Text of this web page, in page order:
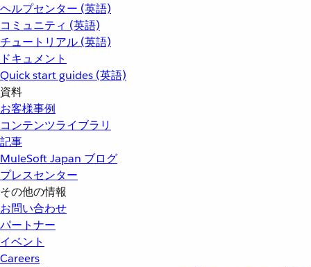
ヘルプセンター (英語)
コミュニティ (英語)
チュートリアル (英語)
ドキュメント
Quick start guides (英語)
資料
お客様事例
コンテンツライブラリ
記事
MuleSoft Japan ブログ
プレスセンター
その他の情報
お問い合わせ
パートナー
イベント
Careers